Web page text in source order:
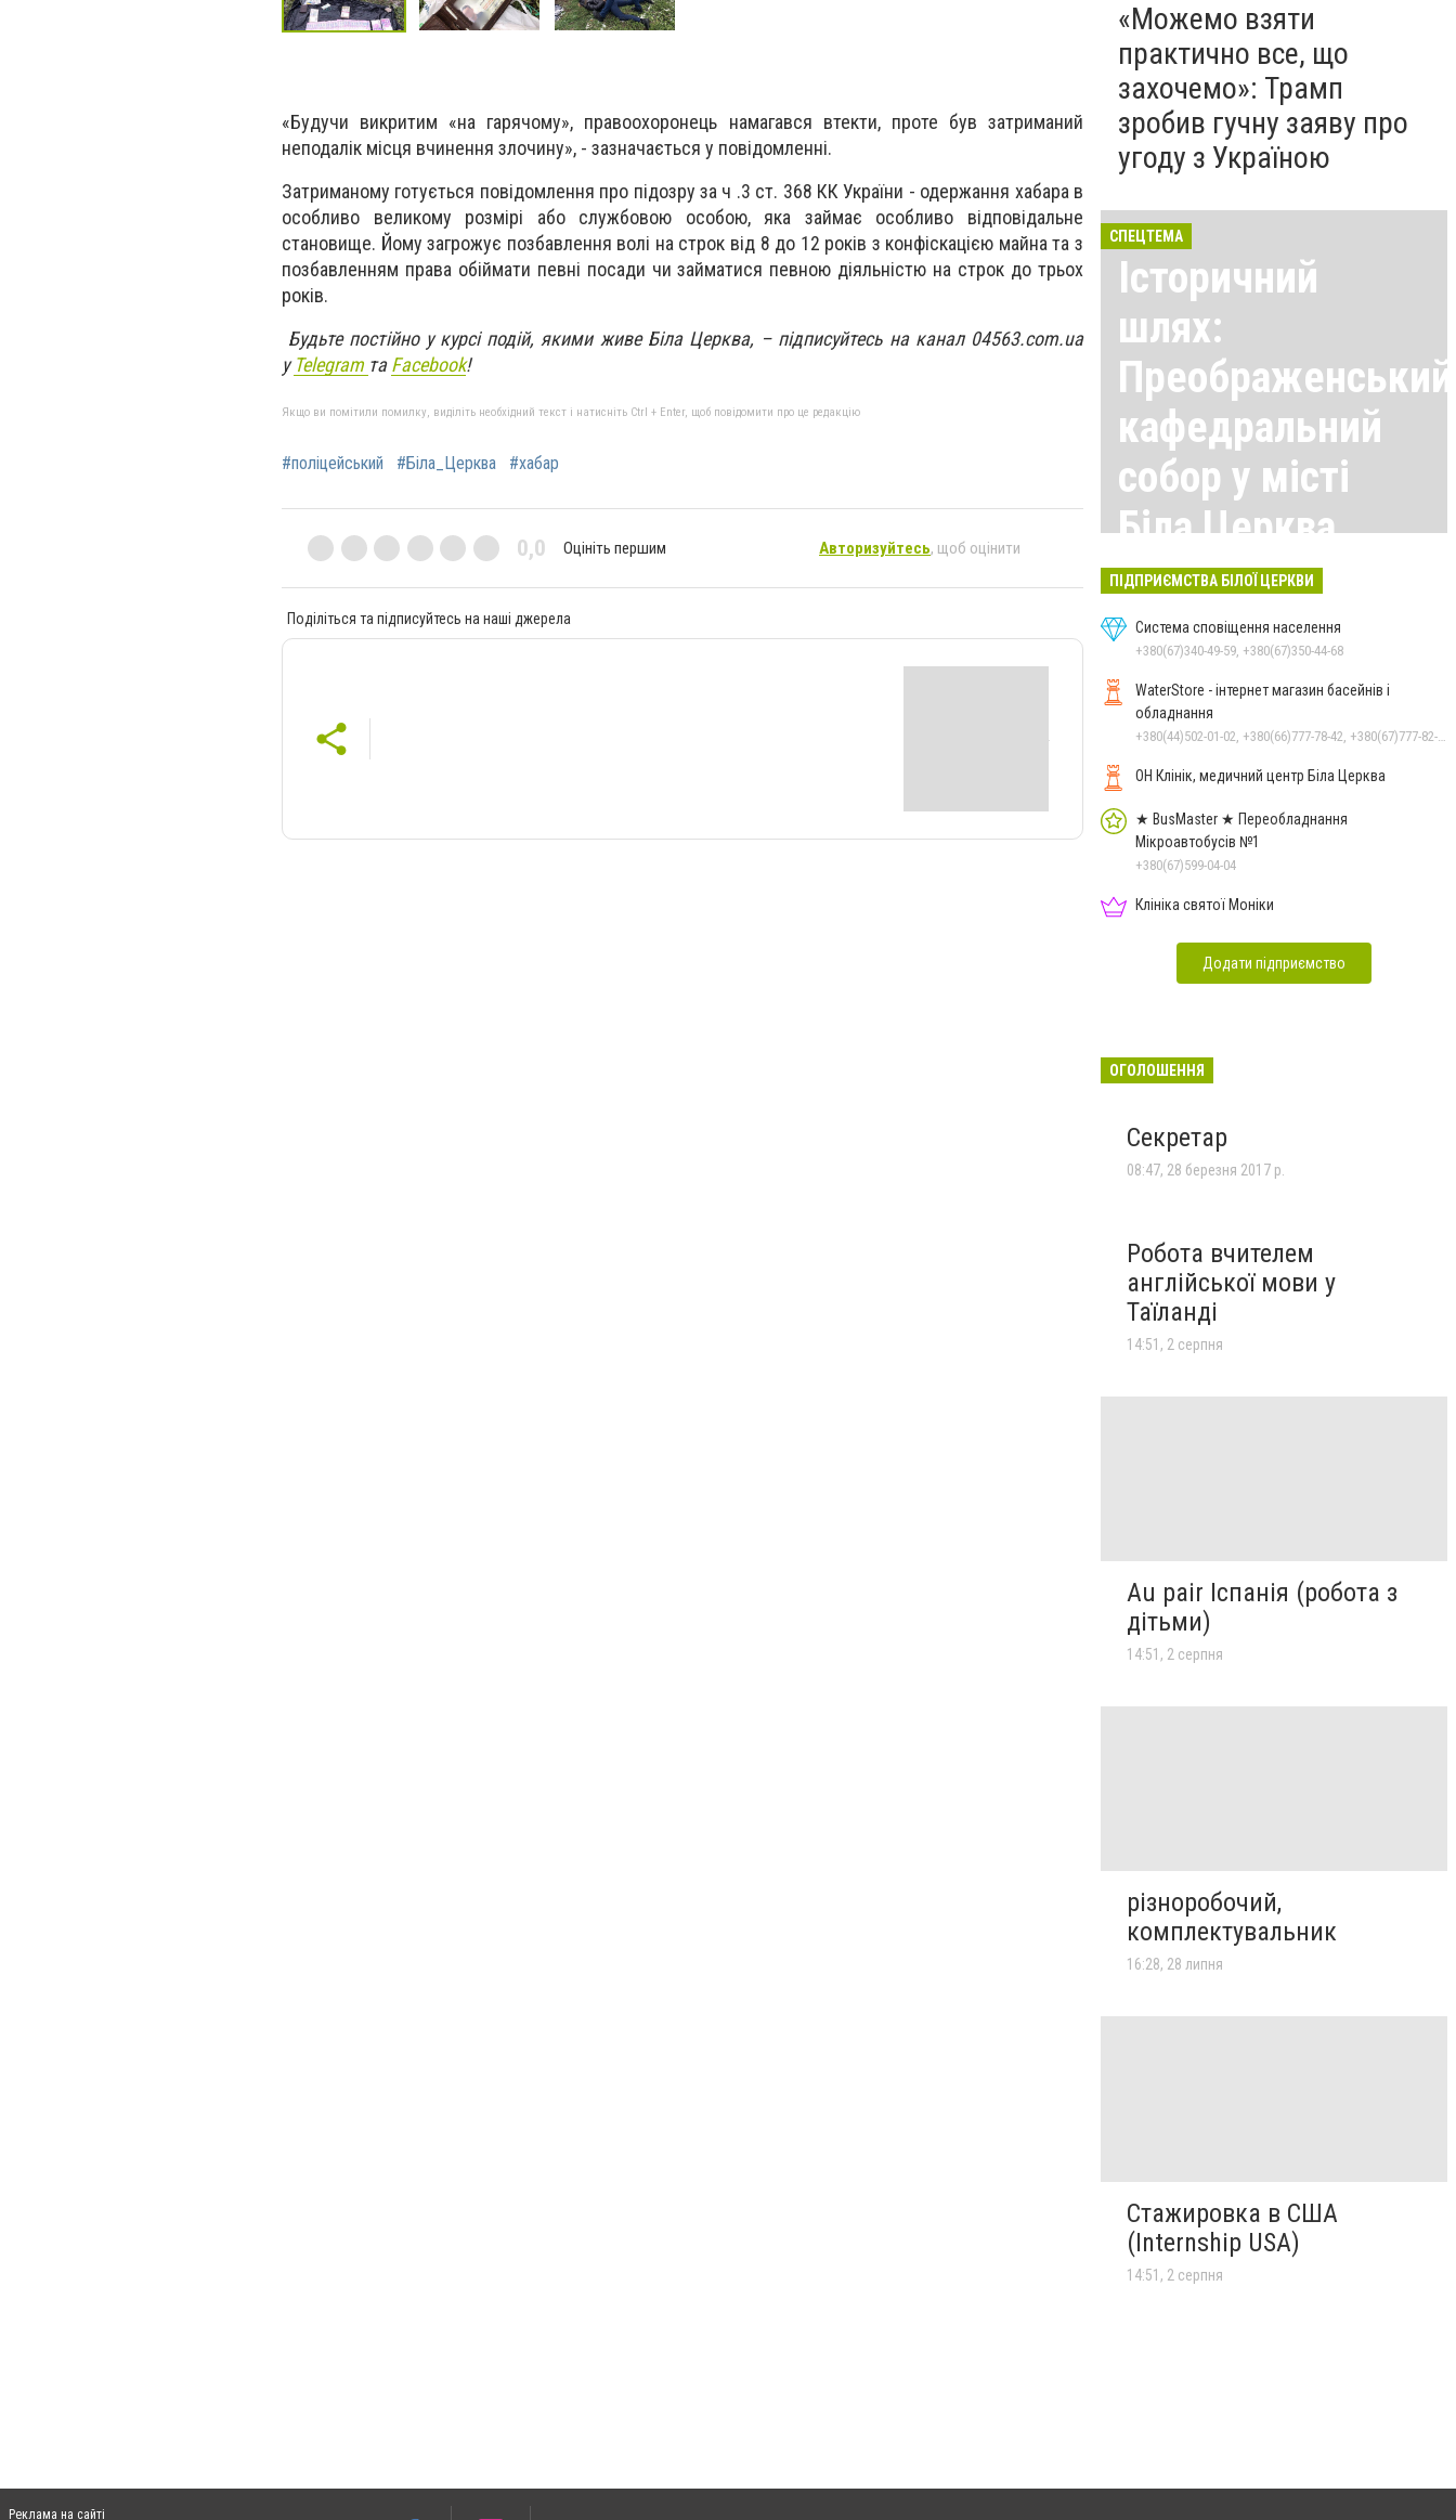
«Будучи викритим «на гарячому», правоохоронець намагався втекти, проте був затриманий
неподалік місця вчинення злочину», - зазначається у повідомленні.
Затриманому готується повідомлення про підозру за ч .3 ст. 368 КК України - одержання хабара в
особливо великому розмірі або службовою особою, яка займає особливо відповідальне
становище. Йому загрожує позбавлення волі на строк від 8 до 12 років з конфіскацією майна та з
позбавленням права обіймати певні посади чи займатися певною діяльністю на строк до трьох
років.
Будьте постійно у курсі подій, якими живе Біла Церква, – підписуйтесь на канал 04563.com.ua
уTelegram таFacebook!
Якщо ви помітили помилку, виділіть необхідний текст і натисніть Ctrl + Enter, щоб повідомити про це редакцію
#поліцейський #Біла_Церква #хабар
0,0 Оцініть першим Авторизуйтесь, щоб оцінити
Поділіться та підписуйтесь на наші джерела
«Можемо взяти
практично все, що
захочемо»: Трамп
зробив гучну заяву про
угоду з Україною
СПЕЦТЕМА
Історичний
шлях:
Преображенський
кафедральний
собор у місті
Біла Церква
Всі матеріали тут
ПІДПРИЄМСТВА БІЛОЇ ЦЕРКВИ
Система сповіщення населення
+380(67)340-49-59, +380(67)350-44-68
WaterStore - інтернет магазин басейнів і
обладнання
ОН Клінік, медичний центр Біла Церква
★ BusMaster ★ Переобладнання
Мікроавтобусів №1
+380(67)599-04-04
Клініка святої Моніки
Додати підприємство
ОГОЛОШЕННЯ
Секретар
08:47, 28 березня 2017 р.
Робота вчителем
англійської мови у
Таїланді
14:51, 2 серпня
Au pair Іспанія (робота з
дітьми)
14:51, 2 серпня
різноробочий,
комплектувальник
16:28, 28 липня
Стажировка в США
(Internship USA)
14:51, 2 серпня
Реклама на сайті